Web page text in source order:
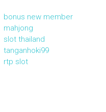
bonus new member
mahjong
slot thailand
tanganhoki99
rtp slot